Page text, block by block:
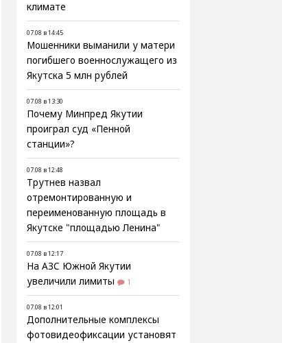
климате
07.08 в 14:45
Мошенники выманили у матери
погибшего военнослужащего из
Якутска 5 млн рублей
07.08 в 13:30
Почему Минпред Якутии
проиграл суд «Пенной
станции»?
07.08 в 12:48
Трутнев назвал
отремонтированную и
переименованную площадь в
Якутске "площадью Ленина"
07.08 в 12:17
На АЗС Южной Якутии
увеличили лимиты
1
07.08 в 12:01
Дополнительные комплексы
фотовидеофиксации установят